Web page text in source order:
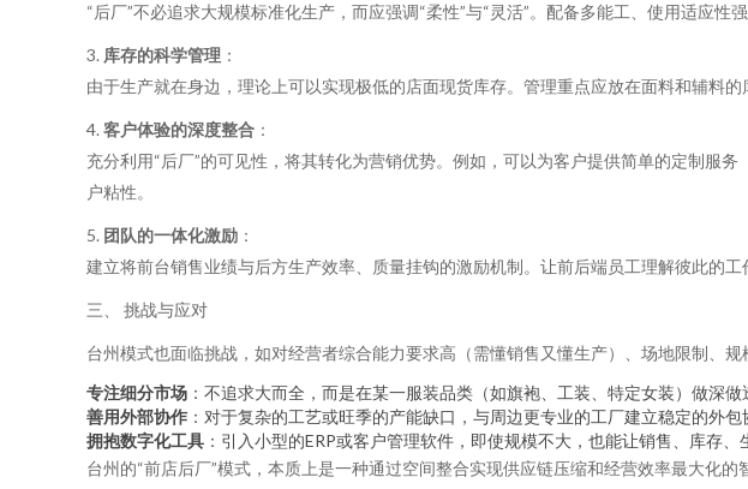
“后厂”不必追求大规模标准化生产，而应强调“柔性”与“灵活”。配备多能工、使用适应
3. 库存的科学管理 ：
由于生产就在身边，理论上可以实现极低的店面现货库存。管理重点应放在面料和辅料
4. 客户体验的深度整合 ：
充分利用“后厂”的可见性，将其转化为营销优势。例如，可以为客户提供简单的定制服
户粘性。
5. 团队的一体化激励 ：
建立将前台销售业绩与后方生产效率、质量挂钩的激励机制。让前后端员工理解彼此的
三、 挑战与应对
台州模式也面临挑战，如对经营者综合能力要求高（需懂销售又懂生产）、场地限制、
专注细分市场 ：不追求大而全，而是在某一服装品类（如旗袍、工装、特定女装）做深做
善用外部协作 ：对于复杂的工艺或旺季的产能缺口，与周边更专业的工厂建立稳定的外
拥抱数字化工具 ：引入小型的ERP或客户管理软件，即使规模不大，也能让销售、库存、
台州的“前店后厂”模式，本质上是一种通过空间整合实现供应链压缩和经营效率最大化